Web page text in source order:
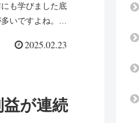
も学びました底
いですよね。こ
2025.02.23
益が連続